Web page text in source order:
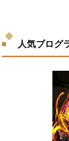
人気ブログ